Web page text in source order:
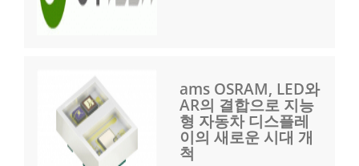
ams OSRAM, LED와
AR의 결합으로 지능
형 자동차 디스플레
이의 새로운 시대 개
척